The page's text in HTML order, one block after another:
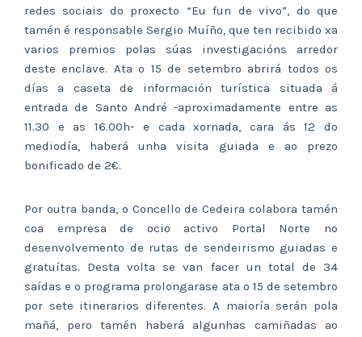
redes sociais do proxecto “Eu fun de vivo”, do que
tamén é responsable Sergio Muíño, que ten recibido xa
varios premios polas súas investigacións arredor
deste enclave. Ata o 15 de setembro abrirá todos os
días a caseta de información turística situada á
entrada de Santo André -aproximadamente entre as
11.30 e as 16.00h- e cada xornada, cara ás 12 do
mediodía, haberá unha visita guiada e ao prezo
bonificado de 2€.
Por outra banda, o Concello de Cedeira colabora tamén
coa empresa de ocio activo Portal Norte no
desenvolvemento de rutas de sendeirismo guiadas e
gratuítas. Desta volta se van facer un total de 34
saídas e o programa prolongarase ata o 15 de setembro
por sete itinerarios diferentes. A maioría serán pola
mañá, pero tamén haberá algunhas camiñadas ao